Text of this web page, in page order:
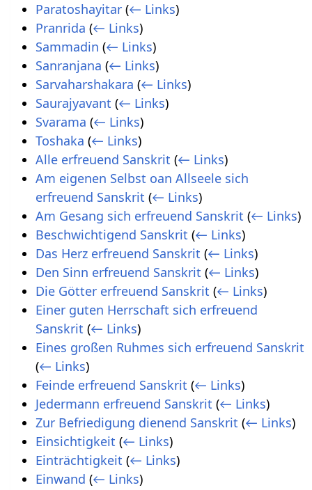
Paratoshayitar (← Links)
Pranrida (← Links)
Sammadin (← Links)
Sanranjana (← Links)
Sarvaharshakara (← Links)
Saurajyavant (← Links)
Svarama (← Links)
Toshaka (← Links)
Alle erfreuend Sanskrit (← Links)
Am eigenen Selbst oan Allseele sich
erfreuend Sanskrit (← Links)
Am Gesang sich erfreuend Sanskrit (← Links)
Beschwichtigend Sanskrit (← Links)
Das Herz erfreuend Sanskrit (← Links)
Den Sinn erfreuend Sanskrit (← Links)
Die Götter erfreuend Sanskrit (← Links)
Einer guten Herrschaft sich erfreuend
Sanskrit (← Links)
Eines großen Ruhmes sich erfreuend Sanskrit
(← Links)
Feinde erfreuend Sanskrit (← Links)
Jedermann erfreuend Sanskrit (← Links)
Zur Befriedigung dienend Sanskrit (← Links)
Einsichtigkeit (← Links)
Einträchtigkeit (← Links)
Einwand (← Links)